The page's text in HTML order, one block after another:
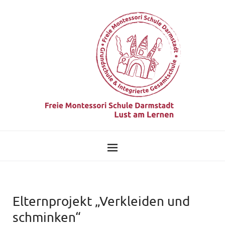
Elternprojekt „Verkleiden und
schminken“